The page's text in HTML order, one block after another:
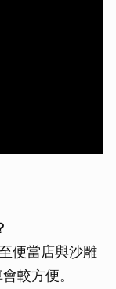
便當店與沙雕
較方便。